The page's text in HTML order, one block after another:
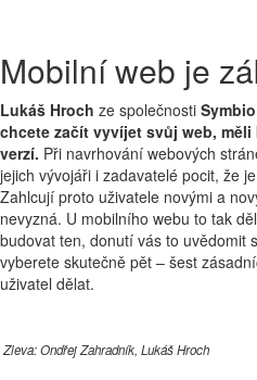
Mobilní web je
Lukáš Hroch ze společnosti Symbio
chcete začít vyvíjet svůj web,
verzí. Při navrhování webových
jejich vývojáři i zadavatelé pocit, že
Zahlcují proto uživatele novými a
nevyzná. U mobilního webu to tak
budovat ten, donutí vás to uvědomit
vyberete skutečně pět – šest
uživatel dělat.
Zleva: Ondřej Zahradník, Lukáš Hroch